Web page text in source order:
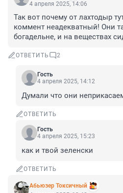
4 апреля 2025, 14:06
Так вот почему от лахтодыр
коммент неадекватный! Они
богадельне, и на веществах
ОТВЕТИТЬ 2
Гость
4 апреля 2025, 14:12
Думали что они
ОТВЕТИТЬ
Гость
4 апреля 2025, 15:23
как и твой зеленски
ОТВЕТИТЬ
Абьюзер Токсичный